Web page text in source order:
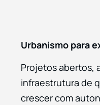
Urbanismo para
Projetos abertos,
infraestrutura de
crescer com